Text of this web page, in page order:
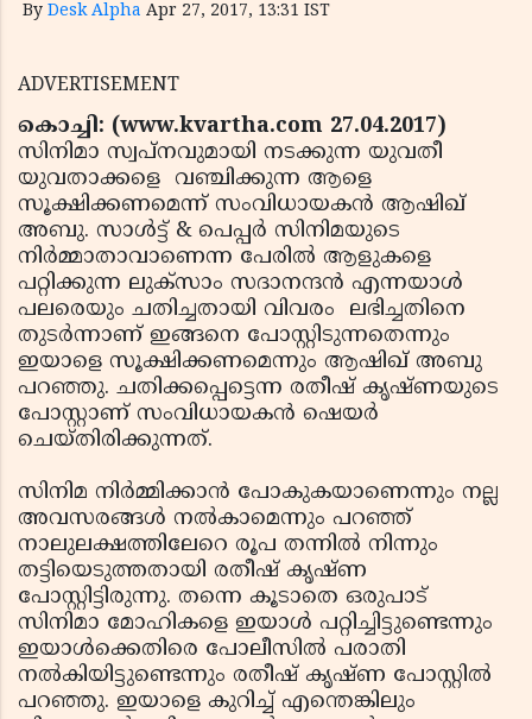
By Desk Alpha Apr 27, 2017, 13:31 IST
ADVERTISEMENT
കൊച്ചി: (www.kvartha.com 27.04.2017)
സിനിമാ സ്വപ്നവുമായി നടക്കുന്ന യുവതീ
യുവതാക്കളെ വഞ്ചിക്കുന്ന ആളെ
സൂക്ഷിക്കണമെന്ന് സംവിധായകൻ ആഷിഖ്
അബു. സാൾട്ട് & പെപ്പര്‍ സിനിമയുടെ
നിര്‍മ്മാതാവാണെന്ന പേരില്‍ ആളുകളെ
പറ്റിക്കുന്ന ലുക്‌സാം സദാനന്ദൻ എന്നയാൾ
പലരെയും ചതിച്ചതായി വിവരം ലഭിച്ചതിനെ
തുടർന്നാണ് ഇങ്ങനെ പോസ്റ്റിടുന്നതെന്നും
ഇയാളെ സൂക്ഷിക്കണമെന്നും ആഷിഖ് അബു
പറഞ്ഞു. ചതിക്കപ്പെട്ടെന്ന രതീഷ് കൃഷ്ണയുടെ
പോസ്റ്റാണ് സംവിധായകൻ ഷെയർ
ചെയ്തിരിക്കുന്നത്.
സിനിമ നിര്‍മ്മിക്കാന്‍ പോകുകയാണെന്നും നല്ല
അവസരങ്ങള്‍ നല്‍കാമെന്നും പറഞ്ഞ്
നാലുലക്ഷത്തിലേറെ രൂപ തന്നില്‍ നിന്നും
തട്ടിയെടുത്തതായി രതീഷ് കൃഷ്ണ
പോസ്റ്റിട്ടിരുന്നു. തന്നെ കൂടാതെ ഒരുപാട്
സിനിമാ മോഹികളെ ഇയാള്‍ പറ്റിച്ചിട്ടുണ്ടെന്നും
ഇയാള്‍ക്കെതിരെ പോലീസില്‍ പരാതി
നല്‍കിയിട്ടുണ്ടെന്നും രതീഷ് കൃഷ്ണ പോസ്റ്റിൽ
പറഞ്ഞു. ഇയാളെ കുറിച്ച് എന്തെങ്കിലും